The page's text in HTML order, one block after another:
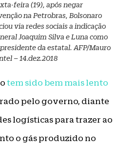
feira (19), após negar
na Petrobras, Bolsonaro
via redes sociais a indicação
Joaquim Silva e Luna como
da estatal. AFP/Mauro
– 14.dez.2018
tem sido bem mais lento
pelo governo, diante
logísticas para trazer ao
o gás produzido no